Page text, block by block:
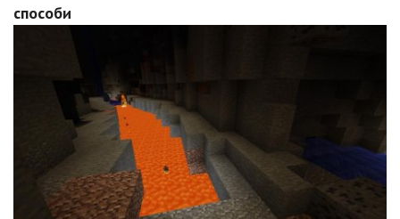
способи